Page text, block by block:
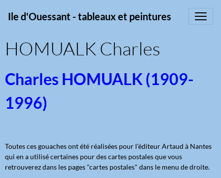
Ile d'Ouessant - tableaux et peintures
HOMUALK Charles
Charles HOMUALK (1909-
1996)
Toutes ces gouaches ont été réalisées pour l'éditeur Artaud à Nantes
qui en a utilisé certaines pour des cartes postales que vous
retrouverez dans les pages "cartes postales" dans le menu de droite.